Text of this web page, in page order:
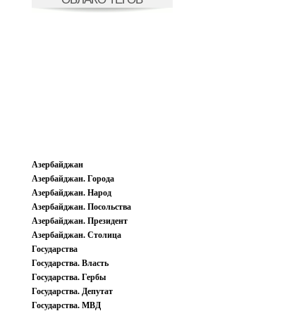
Азербайджан
Азербайджан. Города
Азербайджан. Народ
Азербайджан. Посольства
Азербайджан. Президент
Азербайджан. Столица
Государства
Государства. Власть
Государства. Гербы
Государства. Депутат
Государства. МВД